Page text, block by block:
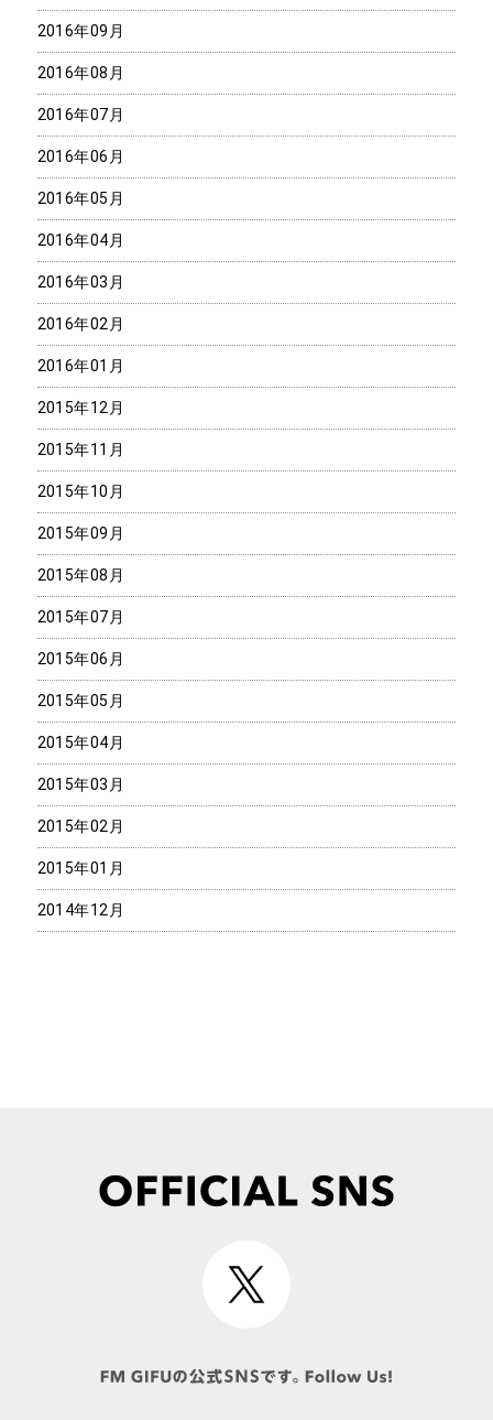
2016年09月
2016年08月
2016年07月
2016年06月
2016年05月
2016年04月
2016年03月
2016年02月
2016年01月
2015年12月
2015年11月
2015年10月
2015年09月
2015年08月
2015年07月
2015年06月
2015年05月
2015年04月
2015年03月
2015年02月
2015年01月
2014年12月